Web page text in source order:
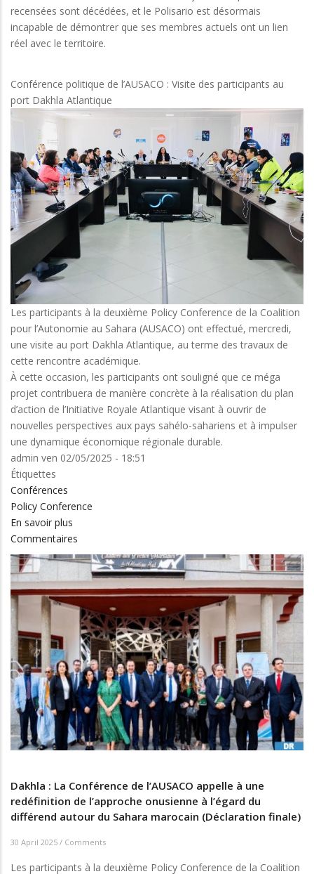
recensées sont décédées, et le Polisario est désormais
incapable de démontrer que ses membres actuels ont un lien
réel avec le territoire.
Conférence politique de l’AUSACO : Visite des participants au
port Dakhla Atlantique
Les participants à la deuxième Policy Conference de la Coalition
pour l’Autonomie au Sahara (AUSACO) ont effectué, mercredi,
une visite au port Dakhla Atlantique, au terme des travaux de
cette rencontre académique.
À cette occasion, les participants ont souligné que ce méga
projet contribuera de manière concrète à la réalisation du plan
d’action de l’Initiative Royale Atlantique visant à ouvrir de
nouvelles perspectives aux pays sahélo-sahariens et à impulser
une dynamique économique régionale durable.
admin ven 02/05/2025 - 18:51
Étiquettes
Conférences
Policy Conference
En savoir plus
Conférence
politique
l’AUSACO
:
Visite
des
participants
au
port
Dakhla
Atlantique
Commentaires
Dakhla : La Conférence de l’AUSACO appelle à une
redéfinition de l’approche onusienne à l’égard du
différend autour du Sahara marocain (Déclaration finale)
30 April 2025 / Comments
Les participants à la deuxième Policy Conference de la Coalition